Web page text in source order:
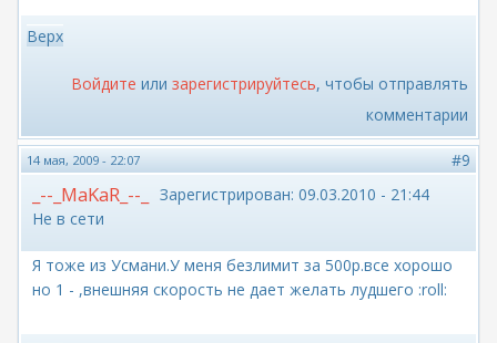
Верх
Войдите или зарегистрируйтесь, чтобы отправлять
комментарии
14 мая, 2009 - 22:07 #9
_--_MaKaR_--_
Не в сети
Зарегистрирован: 09.03.2010 - 21:44
Я тоже из Усмани.У меня безлимит за 500р.все хорошо
но 1 - ,внешняя скорость не дает желать лудшего :roll: